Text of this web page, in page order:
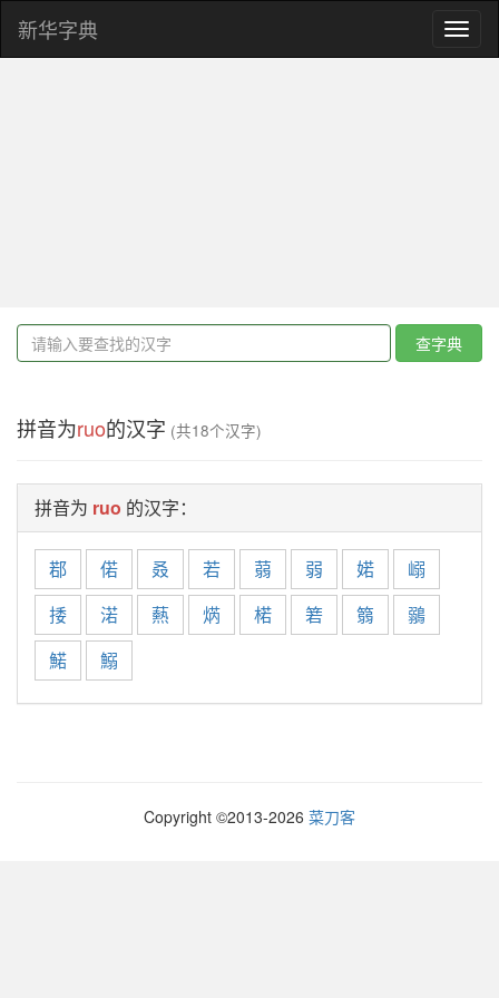
新华字典
查字典
拼音为ruo的汉字 (共18个汉字)
拼音为 ruo 的汉字：
鄀 偌 叒 若 蒻 弱 婼
嵶
捼
渃 爇 焫 楉 箬 篛
鶸
鰙
鰯
Copyright ©2013-2026 菜刀客